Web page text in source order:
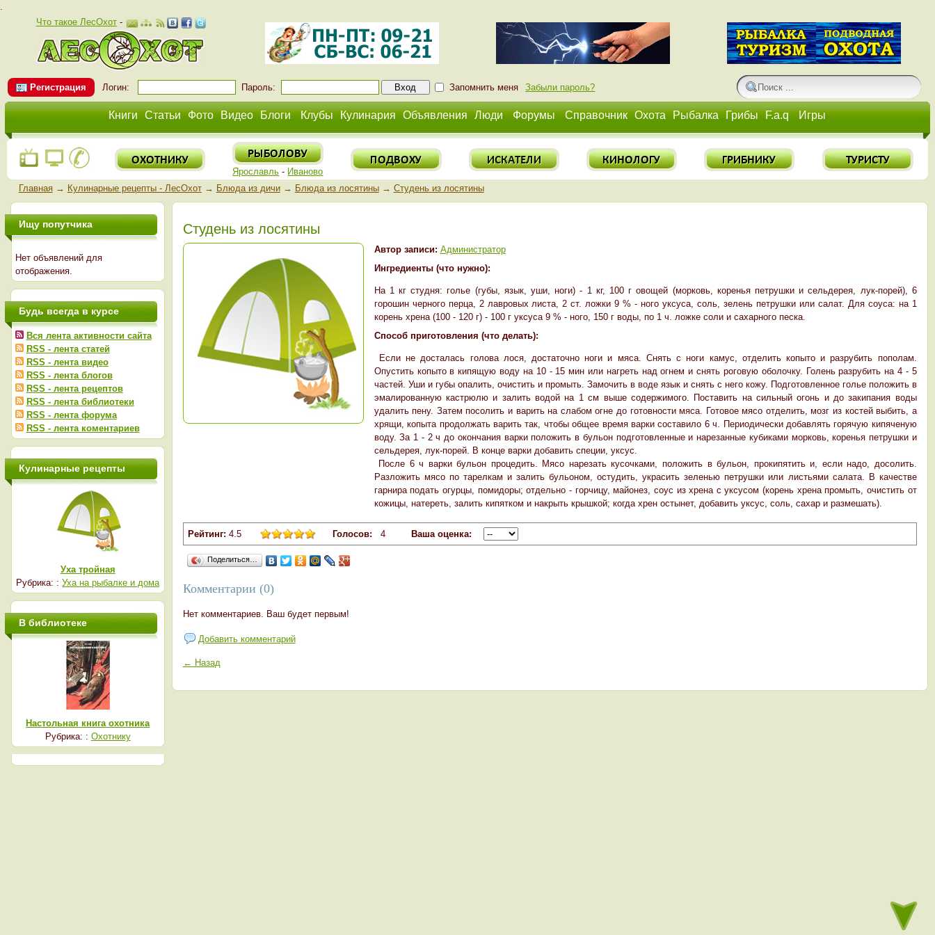
.
Что такое ЛесОхот-
Регистрация Логин: Пароль: Запомнить меня Забыли пароль?
Книги Статьи Фото Видео Блоги Клубы Кулинария Объявления Люди Форумы Справочник Охота Рыбалка Грибы F.a.q Игры
Ярославль - Иваново
Главная→ Кулинарные рецепты - ЛесОхот→ Блюда из дичи→ Блюда из лосятины→ Студень из лосятины
Студень из лосятины
Автор записи: Администратор
Ингредиенты (что нужно):
На 1 кг студня: голье (губы, язык, уши, ноги) - 1 кг, 100 г овощей (морковь, коренья петрушки и сельдерея, лук-порей), 6
горошин черного перца, 2 лавровых листа, 2 ст. ложки 9 % - ного уксуса, соль, зелень петрушки или салат. Для соуса: на 1
корень хрена (100 - 120 г) - 100 г уксуса 9 % - ного, 150 г воды, по 1 ч. ложке соли и сахарного песка.
Способ приготовления (что делать):
Если не досталась голова лося, достаточно ноги и мяса. Снять с ноги камус, отделить копыто и разрубить пополам.
Опустить копыто в кипящую воду на 10 - 15 мин или нагреть над огнем и снять роговую оболочку. Голень разрубить на 4 - 5
частей. Уши и губы опалить, очистить и промыть. Замочить в воде язык и снять с него кожу. Подготовленное голье положить в
эмалированную кастрюлю и залить водой на 1 см выше содержимого. Поставить на сильный огонь и до закипания воды
удалить пену. Затем посолить и варить на слабом огне до готовности мяса. Готовое мясо отделить, мозг из костей выбить, а
хрящи, копыта продолжать варить так, чтобы общее время варки составило 6 ч. Периодически добавлять горячую кипяченую
воду. За 1 - 2 ч до окончания варки положить в бульон подготовленные и нарезанные кубиками морковь, коренья петрушки и
сельдерея, лук-порей. В конце варки добавить специи, уксус.
После 6 ч варки бульон процедить. Мясо нарезать кусочками, положить в бульон, прокипятить и, если надо, досолить.
Разложить мясо по тарелкам и залить бульоном, остудить, украсить зеленью петрушки или листьями салата. В качестве
гарнира подать огурцы, помидоры; отдельно - горчицу, майонез, соус из хрена с уксусом (корень хрена промыть, очистить от
кожицы, натереть, залить кипятком и накрыть крышкой; когда хрен остынет, добавить уксус, соль, сахар и размешать).
Рейтинг: 4.5 Голосов: 4 Ваша оценка:
Поделиться…
Комментарии (0)
Нет комментариев. Ваш будет первым!
Добавить комментарий
← Назад
Ищу попутчика
Нет объявлений для
отображения.
Будь всегда в курсе
Вся лента активности сайта
RSS - лента статей
RSS - лента видео
RSS - лента блогов
RSS - лента рецептов
RSS - лента библиотеки
RSS - лента форума
RSS - лента коментариев
Кулинарные рецепты
Уха тройная
Рубрика: :Уха на рыбалке и дома
В библиотеке
Настольная книга охотника
Рубрика: : Охотнику